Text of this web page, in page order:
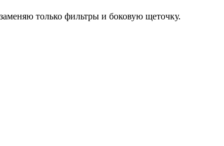
только фильтры и боковую щеточку.